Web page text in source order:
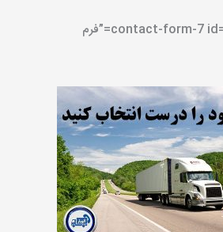
[contact-form-7 id=”8278″ title=”فرم